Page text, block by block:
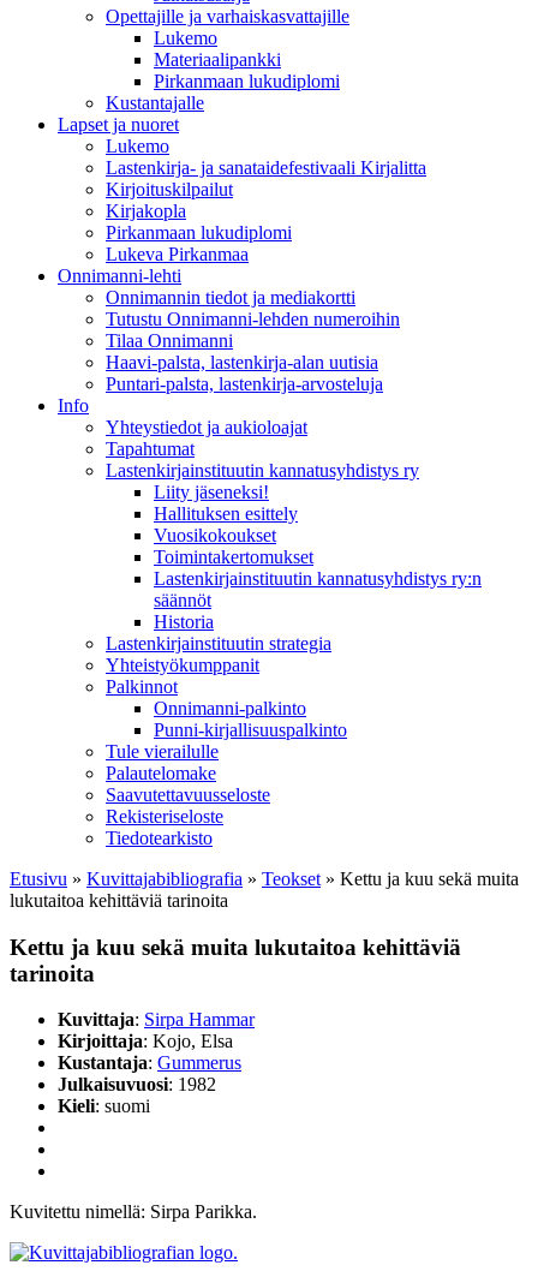
Opettajille ja varhaiskasvattajille
Lukemo
Materiaalipankki
Pirkanmaan lukudiplomi
Kustantajalle
Lapset ja nuoret
Lukemo
Lastenkirja- ja sanataidefestivaali Kirjalitta
Kirjoituskilpailut
Kirjakopla
Pirkanmaan lukudiplomi
Lukeva Pirkanmaa
Onnimanni-lehti
Onnimannin tiedot ja mediakortti
Tutustu Onnimanni-lehden numeroihin
Tilaa Onnimanni
Haavi-palsta, lastenkirja-alan uutisia
Puntari-palsta, lastenkirja-arvosteluja
Info
Yhteystiedot ja aukioloajat
Tapahtumat
Lastenkirjainstituutin kannatusyhdistys ry
Liity jäseneksi!
Hallituksen esittely
Vuosikokoukset
Toimintakertomukset
Lastenkirjainstituutin kannatusyhdistys ry:n
säännöt
Historia
Lastenkirjainstituutin strategia
Yhteistyökumppanit
Palkinnot
Onnimanni-palkinto
Punni-kirjallisuuspalkinto
Tule vierailulle
Palautelomake
Saavutettavuusseloste
Rekisteriseloste
Tiedotearkisto
Etusivu » Kuvittaja­bibliografia » Teokset » Kettu ja kuu sekä muita
lukutaitoa kehittäviä tarinoita
Kettu ja kuu sekä muita lukutaitoa kehittäviä
tarinoita
Kuvittaja: Sirpa Hammar
Kirjoittaja: Kojo, Elsa
Kustantaja: Gummerus
Julkaisuvuosi: 1982
Kieli: suomi
Kuvitettu nimellä: Sirpa Parikka.